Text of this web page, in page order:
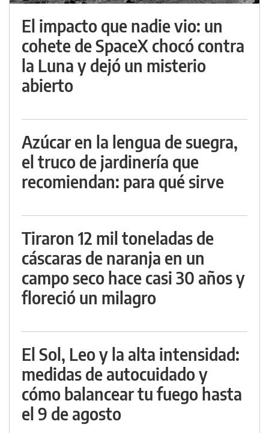
El impacto que nadie vio: un
cohete de SpaceX chocó contra
la Luna y dejó un misterio
abierto
Azúcar en la lengua de suegra,
el truco de jardinería que
recomiendan: para qué sirve
Tiraron 12 mil toneladas de
cáscaras de naranja en un
campo seco hace casi 30 años y
floreció un milagro
El Sol, Leo y la alta intensidad:
medidas de autocuidado y
cómo balancear tu fuego hasta
el 9 de agosto